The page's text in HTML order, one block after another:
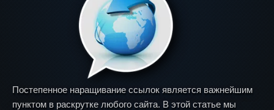
Постепенное наращивание ссылок является важнейшим
пунктом в раскрутке любого сайта. В этой статье мы